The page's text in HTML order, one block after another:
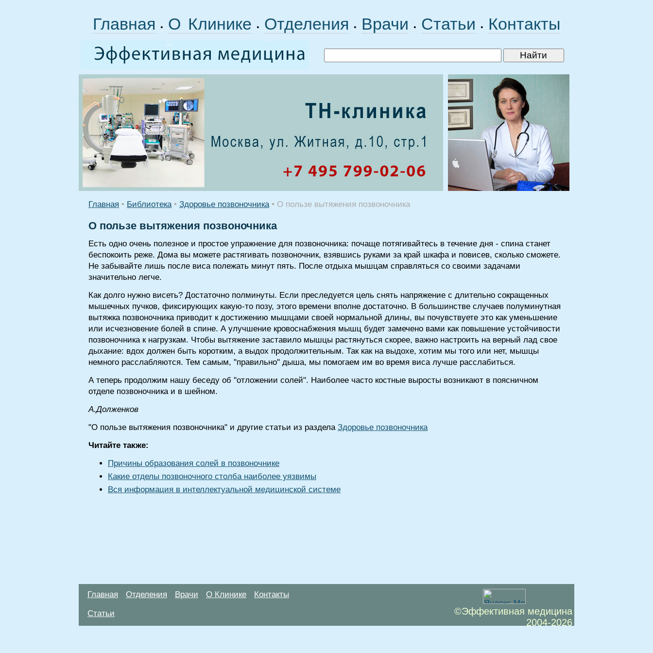
Главная • О Клинике • Отделения • Врачи • Статьи • Контакты
Главная • Библиотека • Здоровье позвоночника • О пользе вытяжения позвоночника
О пользе вытяжения позвоночника
Есть одно очень полезное и простое упражнение для позвоночника: почаще потягивайтесь в течение дня - спина станет
беспокоить реже. Дома вы можете растягивать позвоночник, взявшись руками за край шкафа и повисев, сколько сможете.
Не забывайте лишь после виса полежать минут пять. После отдыха мышцам справляться со своими задачами
значительно легче.
Как долго нужно висеть? Достаточно полминуты. Если преследуется цель снять напряжение с длительно сокращенных
мышечных пучков, фиксирующих какую-то позу, этого времени вполне достаточно. В большинстве случаев полуминутная
вытяжка позвоночника приводит к достижению мышцами своей нормальной длины, вы почувствуете это как уменьшение
или исчезновение болей в спине. А улучшение кровоснабжения мышц будет замечено вами как повышение устойчивости
позвоночника к нагрузкам. Чтобы вытяжение заставило мышцы растянуться скорее, важно настроить на верный лад свое
дыхание: вдох должен быть коротким, а выдох продолжительным. Так как на выдохе, хотим мы того или нет, мышцы
немного расслабляются. Тем самым, "правильно" дыша, мы помогаем им во время виса лучше расслабиться.
А теперь продолжим нашу беседу об "отложении солей". Наиболее часто костные выросты возникают в поясничном
отделе позвоночника и в шейном.
А.Долженков
"О пользе вытяжения позвоночника" и другие статьи из раздела Здоровье позвоночника
Читайте также:
Причины образования солей в позвоночнике
Какие отделы позвоночного столба наиболее уязвимы
Вся информация в интеллектуальной медицинской системе
Главная Отделения Врачи О Клинике Контакты
Статьи
©Эффективная медицина
2004-2026